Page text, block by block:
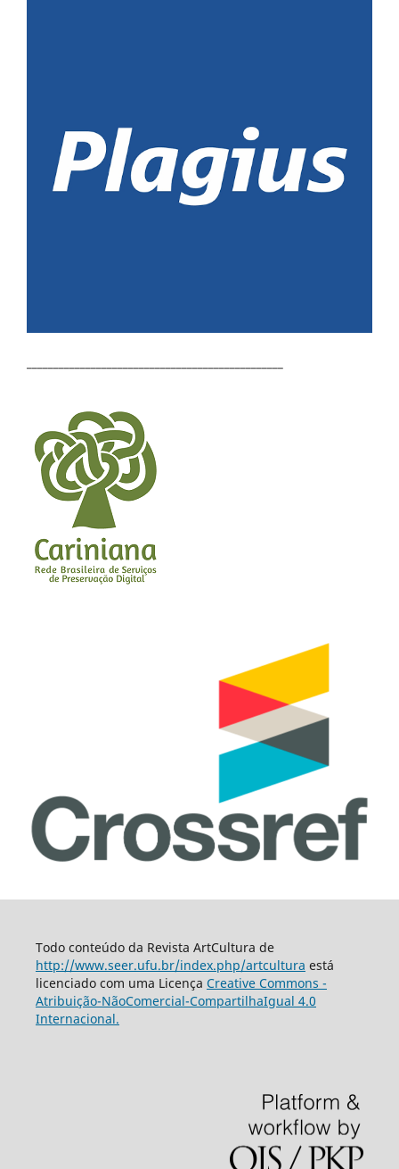
Todo conteúdo da Revista ArtCultura de
http://www.seer.ufu.br/index.php/artcultura está
licenciado com uma Licença Creative Commons -
Atribuição-NãoComercial-CompartilhaIgual 4.0
Internacional.